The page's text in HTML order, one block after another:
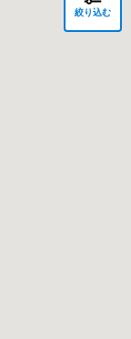
絞り込む